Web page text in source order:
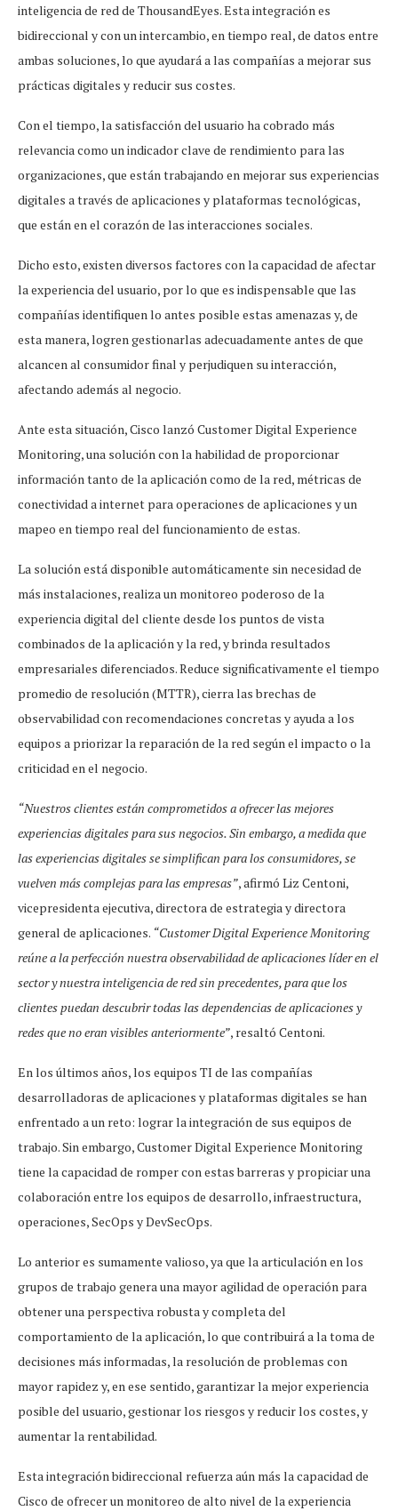
inteligencia de red de ThousandEyes. Esta integración es
bidireccional y con un intercambio, en tiempo real, de datos entre
ambas soluciones, lo que ayudará a las compañías a mejorar sus
prácticas digitales y reducir sus costes.
Con el tiempo, la satisfacción del usuario ha cobrado más
relevancia como un indicador clave de rendimiento para las
organizaciones, que están trabajando en mejorar sus experiencias
digitales a través de aplicaciones y plataformas tecnológicas,
que están en el corazón de las interacciones sociales.
Dicho esto, existen diversos factores con la capacidad de afectar
la experiencia del usuario, por lo que es indispensable que las
compañías identifiquen lo antes posible estas amenazas y, de
esta manera, logren gestionarlas adecuadamente antes de que
alcancen al consumidor final y perjudiquen su interacción,
afectando además al negocio.
Ante esta situación, Cisco lanzó Customer Digital Experience
Monitoring, una solución con la habilidad de proporcionar
información tanto de la aplicación como de la red, métricas de
conectividad a internet para operaciones de aplicaciones y un
mapeo en tiempo real del funcionamiento de estas.
La solución está disponible automáticamente sin necesidad de
más instalaciones, realiza un monitoreo poderoso de la
experiencia digital del cliente desde los puntos de vista
combinados de la aplicación y la red, y brinda resultados
empresariales diferenciados. Reduce significativamente el tiempo
promedio de resolución (MTTR), cierra las brechas de
observabilidad con recomendaciones concretas y ayuda a los
equipos a priorizar la reparación de la red según el impacto o la
criticidad en el negocio.
“Nuestros clientes están comprometidos a ofrecer las mejores
experiencias digitales para sus negocios. Sin embargo, a medida que
las experiencias digitales se simplifican para los consumidores, se
vuelven más complejas para las empresas”, afirmó Liz Centoni,
vicepresidenta ejecutiva, directora de estrategia y directora
general de aplicaciones. “Customer Digital Experience Monitoring
reúne a la perfección nuestra observabilidad de aplicaciones líder en el
sector y nuestra inteligencia de red sin precedentes, para que los
clientes puedan descubrir todas las dependencias de aplicaciones y
redes que no eran visibles anteriormente”, resaltó Centoni.
En los últimos años, los equipos TI de las compañías
desarrolladoras de aplicaciones y plataformas digitales se han
enfrentado a un reto: lograr la integración de sus equipos de
trabajo. Sin embargo, Customer Digital Experience Monitoring
tiene la capacidad de romper con estas barreras y propiciar una
colaboración entre los equipos de desarrollo, infraestructura,
operaciones, SecOps y DevSecOps.
Lo anterior es sumamente valioso, ya que la articulación en los
grupos de trabajo genera una mayor agilidad de operación para
obtener una perspectiva robusta y completa del
comportamiento de la aplicación, lo que contribuirá a la toma de
decisiones más informadas, la resolución de problemas con
mayor rapidez y, en ese sentido, garantizar la mejor experiencia
posible del usuario, gestionar los riesgos y reducir los costes, y
aumentar la rentabilidad.
Esta integración bidireccional refuerza aún más la capacidad de
Cisco de ofrecer un monitoreo de alto nivel de la experiencia